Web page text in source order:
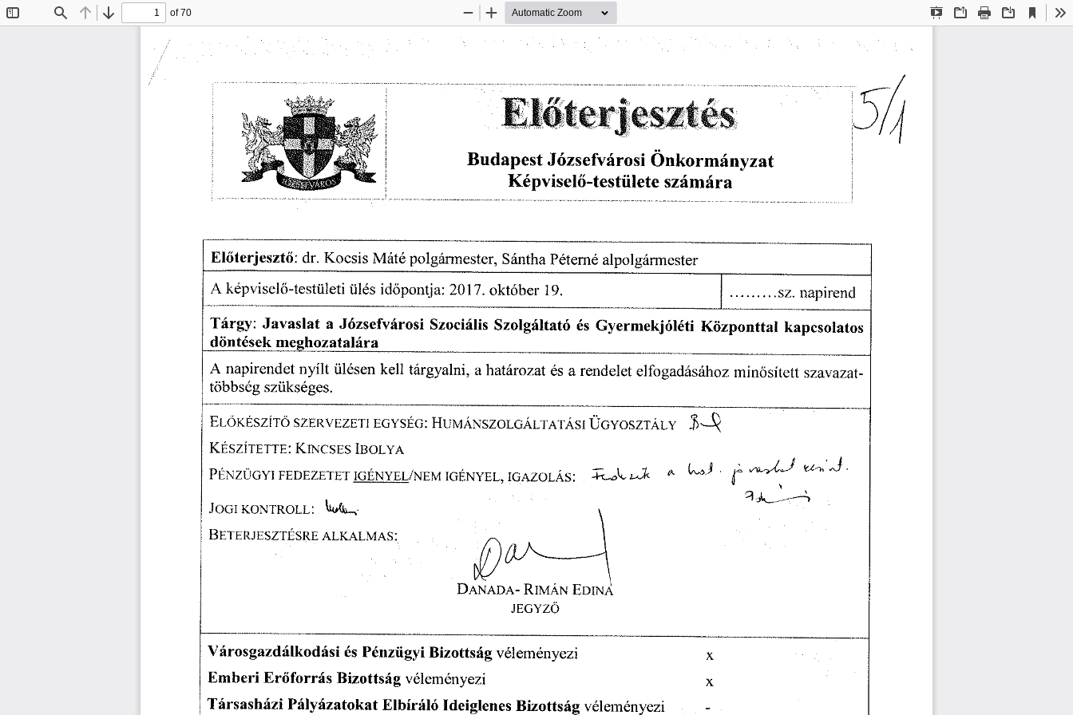
Find Previous
Next
of 70
Presentation
OpenPrint Download
Current
View
Zoom
Zoom
Előterjesztő:
  dr.
Kocsis Máté polgármester,
  Sántha
Pétemé
  alpolgármester
A képviselő-testületi
  ülés
  időpontja:
2017. október
  19.
sz.
  napirend
Tárgy:
  Javaslat
  a
  Józsefvárosi
  Szociális
  Szolgáltató
  és
  Gyermekjóléti
  Központtal
   kapcsolatos
döntések
  meghozatalára
A  napirendet
  nyílt
  ülésen
  kell
  tárgyalni,
  a határozat
  és
  a rendelet
  elfogadásához
  minősített
  szavazat-
többség
  szükséges.
ELŐKÉSZÍTŐ
  SZERVEZETI
  EGYSÉG:
  HUMÁNSZOLGÁLTATÁSI
   ÜGYOSZTÁLY
KÉSZÍTETTE:
  KINCSES
  IBOLYA
PÉNZÜGYI
  FEDEZETET
  IGÉNYEL/NEM
  IGÉNYEL,
  IGAZOLÁS:
     4ZA
   A
           *
            ^
JOGI
  KONTROLL:
  WA
                                                                                        V
BETERJESZTÉSRE
  ALKALMAS:
                                 ~
                                       I
—4
NZ
DANADA-
  RIMÁN
  EDINA
JEGYZŐ
Városgazdálkodási
  és
Pénzügyi
  Bizottság
véleményezi
                                    x
Emberi
  Erőforrás
  Bizottság
  véleményezi
                                                             x
Társasházi
  Pályázatokat
  Elbíráló
  Ideiglenes
  Bizottság
  véleményezi